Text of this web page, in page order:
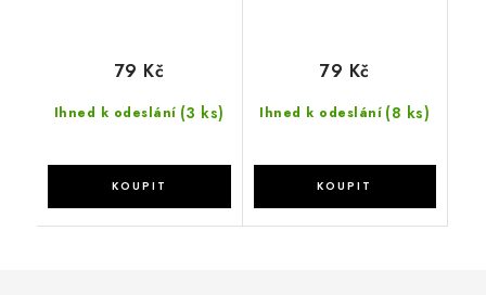
Ihned k odeslání (3 ks)
79 Kč
Ihned k odeslání (8 ks)
79 Kč